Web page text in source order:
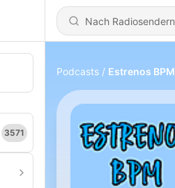
3571
Podcasts Estrenos BPM